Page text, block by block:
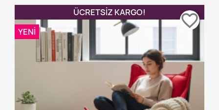
ÜCRETSIZ KARGO!
YENI
favorite_border